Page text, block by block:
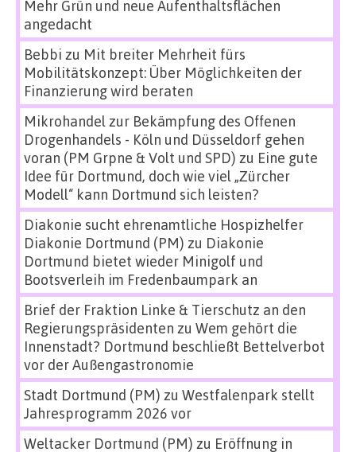
Mehr Grün und neue Aufenthaltsflächen
angedacht
Bebbi zu Mit breiter Mehrheit fürs
Mobilitätskonzept: Über Möglichkeiten der
Finanzierung wird beraten
Mikrohandel zur Bekämpfung des Offenen
Drogenhandels - Köln und Düsseldorf gehen
voran (PM Grpne & Volt und SPD) zu Eine gute
Idee für Dortmund, doch wie viel „Zürcher
Modell“ kann Dortmund sich leisten?
Diakonie sucht ehrenamtliche Hospizhelfer
Diakonie Dortmund (PM) zu Diakonie
Dortmund bietet wieder Minigolf und
Bootsverleih im Fredenbaumpark an
Brief der Fraktion Linke & Tierschutz an den
Regierungspräsidenten zu Wem gehört die
Innenstadt? Dortmund beschließt Bettelverbot
vor der Außengastronomie
Stadt Dortmund (PM) zu Westfalenpark stellt
Jahresprogramm 2026 vor
Weltacker Dortmund (PM) zu Eröffnung in